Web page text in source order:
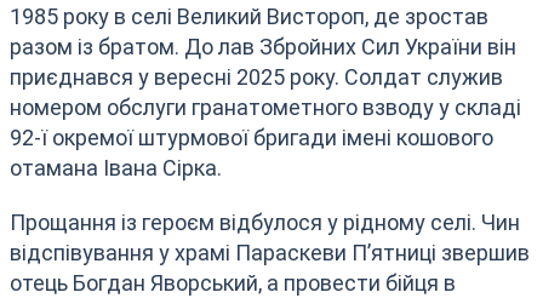
1985 року в селі Великий Вистороп, де зростав
разом із братом. До лав Збройних Сил України він
приєднався у вересні 2025 року. Солдат служив
номером обслуги гранатометного взводу у складі
92-ї окремої штурмової бригади імені кошового
отамана Івана Сірка.
Прощання із героєм відбулося у рідному селі. Чин
відспівування у храмі Параскеви П’ятниці звершив
отець Богдан Яворський, а провести бійця в